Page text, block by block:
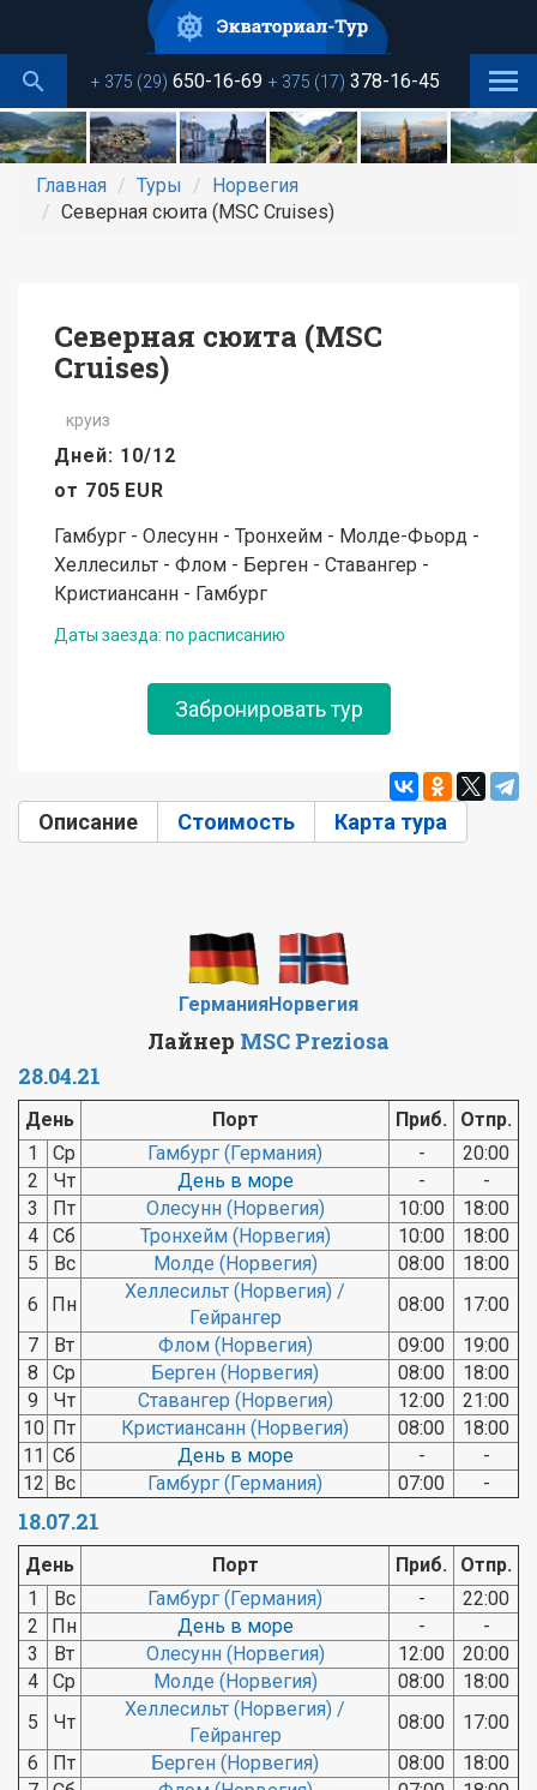
основному
содержанию+ 375 (29) 650-16-69 + 375 (17) 378-16-45
Главная Туры
Норвегия
Северная сюита (MSC Cruises)
Северная сюита (MSC
Cruises)
круиз
Дней: 10/12
от 705 EUR
Гамбург - Олесунн - Тронхейм - Молде-Фьорд -
Хеллесильт - Флом - Берген - Ставангер -
Кристиансанн - Гамбург
Даты заезда: по расписанию
Забронировать тур
Описание (активная вкладка)
Стоимость Карта тура
ГерманияНорвегия
Лайнер MSC Preziosa
28.04.21
День Порт Приб.
Отпр.
1
Ср Гамбург (Германия) -
20:00
2
Чт День в море -
-
3
Пт Олесунн (Норвегия) 10:00
18:00
4
Сб Тронхейм (Норвегия) 10:00
18:00
5
Вс Молде (Норвегия) 08:00
18:00
6
Пн
Хеллесильт (Норвегия) /
Гейрангер
08:00
17:00
7
Вт Флом (Норвегия) 09:00
19:00
8
Ср Берген (Норвегия) 08:00
18:00
9
Чт Ставангер (Норвегия) 12:00
21:00
10 Пт Кристиансанн (Норвегия) 08:00
18:00
11 Сб День в море -
-
12
Вс Гамбург (Германия) 07:00 -
18.07.21
День Порт Приб.
Отпр.
1
Вс Гамбург (Германия) -
22:00
2
Пн День в море -
-
3
Вт Олесунн (Норвегия) 12:00
20:00
4
Ср Молде (Норвегия) 08:00
18:00
5
Чт
Хеллесильт (Норвегия) /
Гейрангер
08:00
17:00
6
Пт Берген (Норвегия) 08:00
18:00